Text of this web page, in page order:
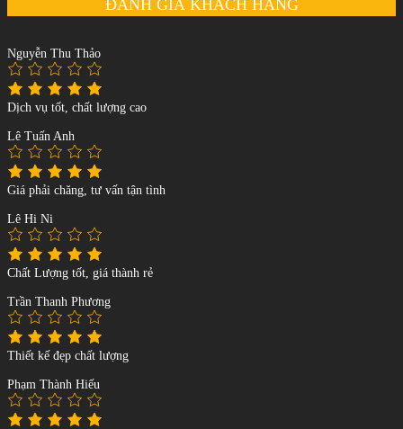
ĐÁNH GIÁ KHÁCH HÀNG
Nguyễn Thu Thảo
Dịch vụ tốt, chất lượng cao
Lê Tuấn Anh
Giá phải chăng, tư vấn tận tình
Lê Hi Ni
Chất Lượng tốt, giá thành rẻ
Trần Thanh Phương
Thiết kế đẹp chất lượng
Phạm Thành Hiếu